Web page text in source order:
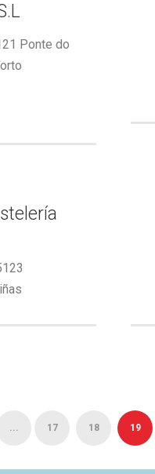
Ponte do
... 17 18 19